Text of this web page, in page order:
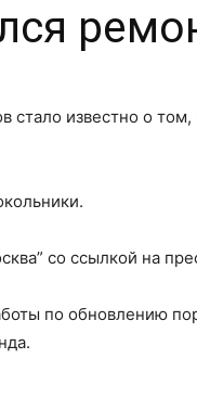
стало известно о
со ссылкой на
по обновлению